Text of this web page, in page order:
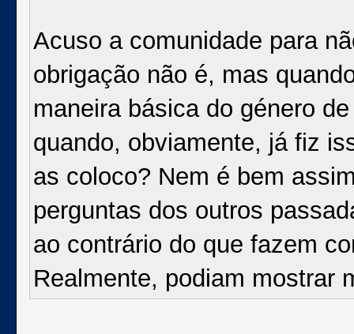
Acuso a comunidade para
obrigação não é, mas
maneira básica do género
quando, obviamente, já fiz
as coloco? Nem é bem
perguntas dos outros
ao contrário do que fazem
Realmente, podiam mostrar